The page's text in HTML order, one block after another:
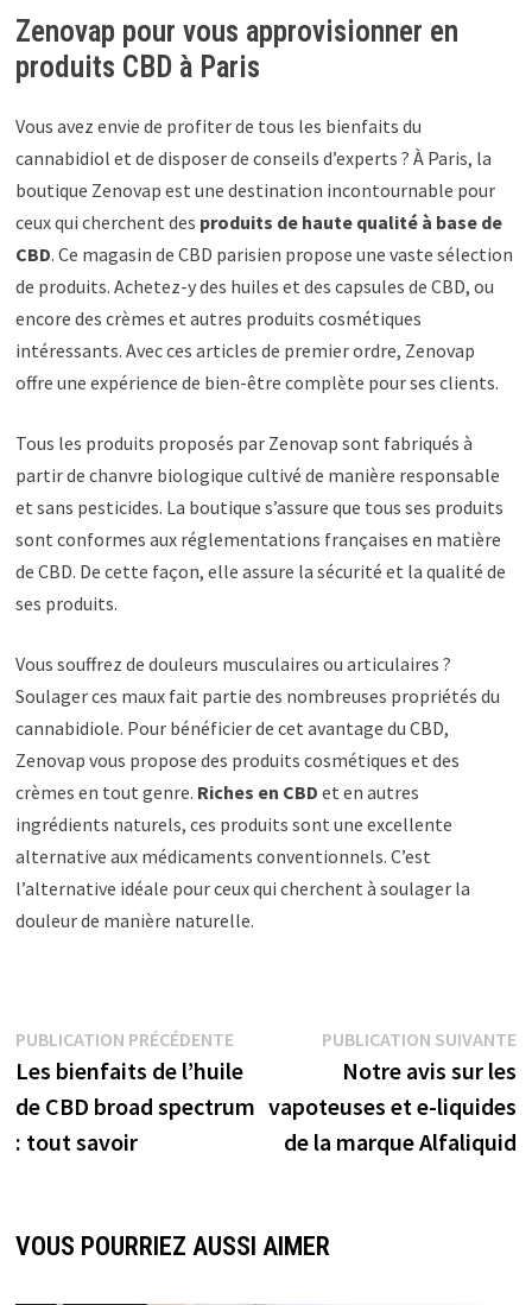
Zenovap pour vous approvisionner en
produits CBD à Paris
Vous avez envie de profiter de tous les bienfaits du
cannabidiol et de disposer de conseils d’experts ? À Paris, la
boutique Zenovap est une destination incontournable pour
ceux qui cherchent des produits de haute qualité à base de
CBD. Ce magasin de CBD parisien propose une vaste sélection
de produits. Achetez-y des huiles et des capsules de CBD, ou
encore des crèmes et autres produits cosmétiques
intéressants. Avec ces articles de premier ordre, Zenovap
offre une expérience de bien-être complète pour ses clients.
Tous les produits proposés par Zenovap sont fabriqués à
partir de chanvre biologique cultivé de manière responsable
et sans pesticides. La boutique s’assure que tous ses produits
sont conformes aux réglementations françaises en matière
de CBD. De cette façon, elle assure la sécurité et la qualité de
ses produits.
Vous souffrez de douleurs musculaires ou articulaires ?
Soulager ces maux fait partie des nombreuses propriétés du
cannabidiole. Pour bénéficier de cet avantage du CBD,
Zenovap vous propose des produits cosmétiques et des
crèmes en tout genre. Riches en CBD et en autres
ingrédients naturels, ces produits sont une excellente
alternative aux médicaments conventionnels. C’est
l’alternative idéale pour ceux qui cherchent à soulager la
douleur de manière naturelle.
PUBLICATION PRÉCÉDENTE
Les bienfaits de l’huile
de CBD broad spectrum
: tout savoir
PUBLICATION SUIVANTE
Notre avis sur les
vapoteuses et e-liquides
de la marque Alfaliquid
VOUS POURRIEZ AUSSI AIMER